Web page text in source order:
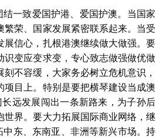
一致爱国护港、爱国护澳。当国家
荣、国家发展紧密联系起来。当受
信心，扎根港澳继续做大做强。要
变应变求变，专心致志做强做优做
不容缓，大家务必树立危机意识，
目上。特别是要把横琴建设当成澳
远发展闯出一条新路来，为子孙后
界。要大力拓展国际商业网络，继
中东、东南亚、非洲等新兴市场。持